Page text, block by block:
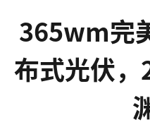
365wm完
布式光伏